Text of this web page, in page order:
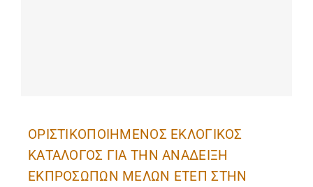
ΟΡΙΣΤΙΚΟΠΟΙΗΜΕΝΟΣ ΕΚΛΟΓΙΚΟΣ
ΚΑΤΑΛΟΓΟΣ ΓΙΑ ΤΗΝ ΑΝΑΔΕΙΞΗ
ΕΚΠΡΟΣΩΠΩΝ ΜΕΛΩΝ ΕΤΕΠ ΣΤΗΝ